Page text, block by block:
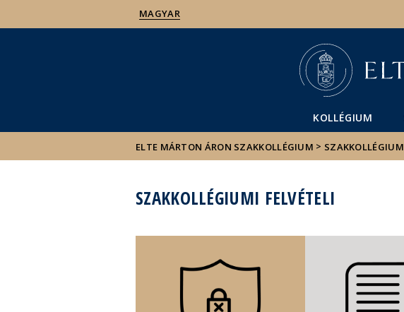
MAGYAR
KOLLÉGIUM
ELTE MÁRTON ÁRON SZAKKOLLÉGIUM > SZAKKOLLÉGIUM
SZAKKOLLÉGIUMI FELVÉTELI